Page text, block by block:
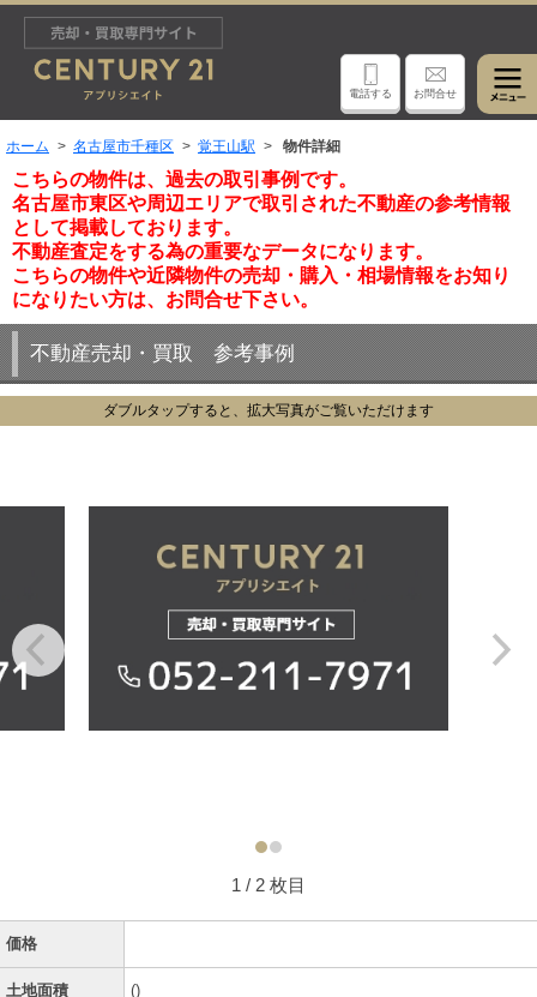
電話する お問合せ
ホーム 名古屋市千種区 覚王山駅 物件詳細
こちらの物件は、過去の取引事例です。
名古屋市東区や周辺エリアで取引された不動産の参考情報
として掲載しております。
不動産査定をする為の重要なデータになります。
こちらの物件や近隣物件の売却・購入・相場情報をお知り
になりたい方は、お問合せ下さい。
不動産売却・買取 参考事例
ダブルタップすると、拡大写真がご覧いただけます
1 / 2 枚目
価格
土地面積 ()